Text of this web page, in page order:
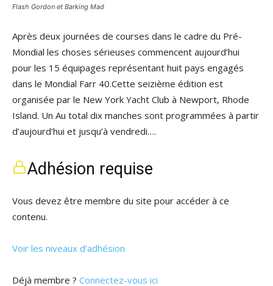
Flash Gordon et Barking Mad
Après deux journées de courses dans le cadre du Pré-
Mondial les choses sérieuses commencent aujourd’hui
pour les 15 équipages représentant huit pays engagés
dans le Mondial Farr 40.Cette seizième édition est
organisée par le New York Yacht Club à Newport, Rhode
Island. Un Au total dix manches sont programmées à partir
d’aujourd’hui et jusqu’à vendredi….
Adhésion requise
Vous devez être membre du site pour accéder à ce
contenu.
Voir les niveaux d’adhésion
Déjà membre ? Connectez-vous ici